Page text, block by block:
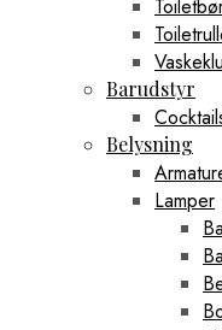
Barudstyr
Belysning
Lamper